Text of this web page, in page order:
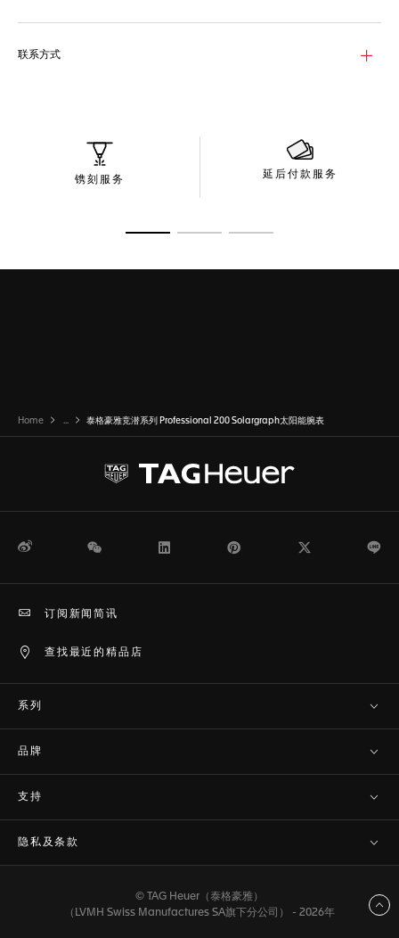
联系方式
镌刻服务 延后付款服务
Home ... 泰格豪雅竞潜系列 Professional 200 Solargraph太阳能腕表
微博 WeChat Pinterest
查找最近的精品店
订阅新闻简讯
系列
品牌
支持
隐私及条款
© TAG Heuer（泰格豪雅）
（LVMH Swiss Manufactures SA旗下分公司） - 2026年
返回顶部